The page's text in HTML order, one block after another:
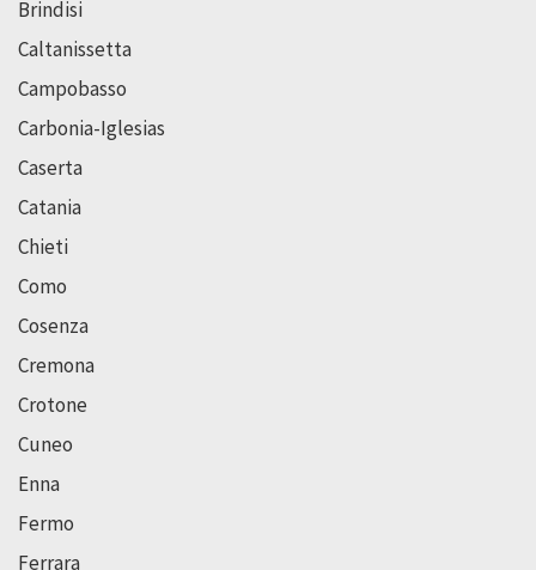
Brindisi
Caltanissetta
Campobasso
Carbonia-Iglesias
Caserta
Catania
Chieti
Como
Cosenza
Cremona
Crotone
Cuneo
Enna
Fermo
Ferrara